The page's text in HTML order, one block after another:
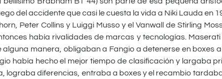
del accidente que casi le cuesta la vida a Niki Lauda en
Peter Collins y Luiggi Musso y el Vanwall de Stirling
había rivalidades de marcas y tecnologías.
alguna manera, obligaban a Fangio a detenerse en boxes
había hecho el mejor tiempo de clasificación y largaba
lograba diferencias, entraba a boxes y el recambio